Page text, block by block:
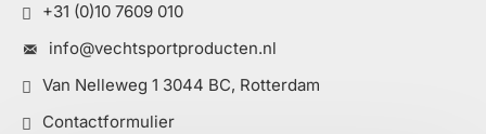
+31 (0)10 7609 010
info@vechtsportproducten.nl
Van Nelleweg 1 3044 BC, Rotterdam
Contactformulier